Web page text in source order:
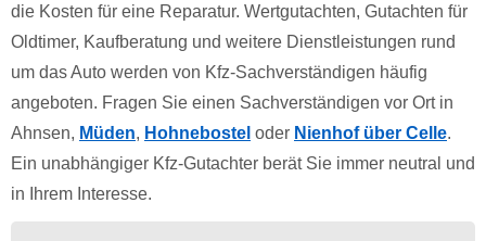
die Kosten für eine Reparatur. Wertgutachten, Gutachten für
Oldtimer, Kaufberatung und weitere Dienstleistungen rund
um das Auto werden von Kfz-Sachverständigen häufig
angeboten. Fragen Sie einen Sachverständigen vor Ort in
Ahnsen, Müden, Hohnebostel oder Nienhof über Celle.
Ein unabhängiger Kfz-Gutachter berät Sie immer neutral und
in Ihrem Interesse.